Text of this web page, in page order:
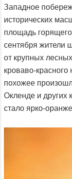
Западное
исторических
площадь
сентября жители
от крупных
кроваво-красного
похожее
Окленде и других
стало ярко-